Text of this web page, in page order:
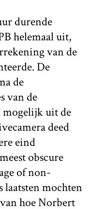
durende
helemaal uit,
van de
De
de
van de
mogelijk uit de
deed
eind
obscure
of non-
laatsten mochten
hoe Norbert